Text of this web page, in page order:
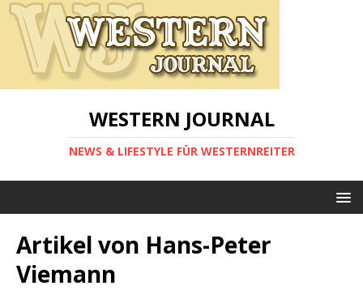
WESTERN JOURNAL
NEWS & LIFESTYLE FÜR WESTERNREITER
Artikel von Hans-Peter
Viemann